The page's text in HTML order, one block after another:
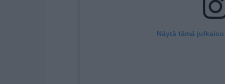
Näytä tämä